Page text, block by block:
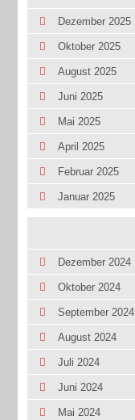
Dezember 2025
Oktober 2025
August 2025
Juni 2025
Mai 2025
April 2025
Februar 2025
Januar 2025
Dezember 2024
Oktober 2024
September 2024
August 2024
Juli 2024
Juni 2024
Mai 2024